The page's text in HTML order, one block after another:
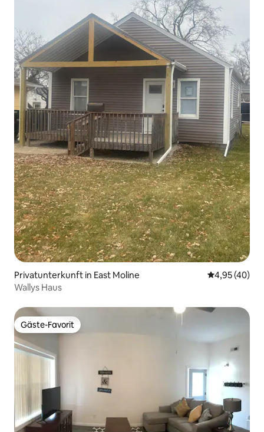
Privatunterkunft in East Moline
4,95 (40)
Wallys Haus
Gäste-Favorit
Gäste-Favorit